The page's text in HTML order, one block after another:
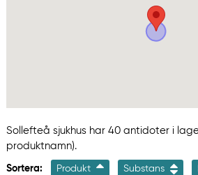
Sollefteå sjukhus har 40 antidoter i
produktnamn).
Sortera: Produkt Substans